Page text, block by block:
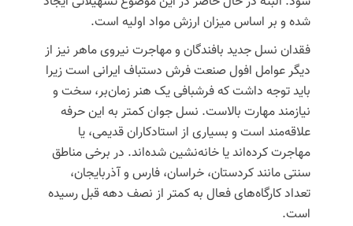
شده و بر اساس میزان ارزش مواد اولیه است.
فقدان نسل جدید بافندگان و مهاجرت نیروی ماهر نیز از
دیگر عوامل افول صنعت فرش دستباف ایرانی است زیرا
باید توجه داشت کهفرشبافییک هنر زمان‌بر، سخت و
نیازمند مهارت بالاست. نسل جوان کمتر به این حرفه
علاقه‌مند است و بسیاری از استادکاران قدیمی، یا
مهاجرت کرده‌اند یا خانه‌نشین شده‌اند. در برخی مناطق
سنتی مانند کردستان، خراسان، فارس و آذربایجان،
تعداد کارگاه‌های فعال به کمتر از نصف دهه قبل رسیده
است.